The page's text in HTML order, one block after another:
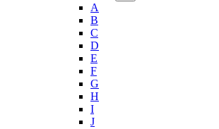
A
B
C
D
E
F
G
H
I
J